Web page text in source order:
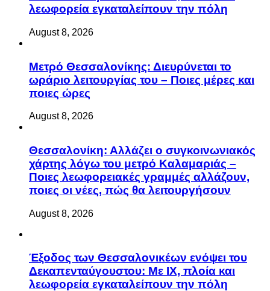
λεωφορεία εγκαταλείπουν την πόλη
August 8, 2026
Μετρό Θεσσαλονίκης: Διευρύνεται το
ωράριο λειτουργίας του – Ποιες μέρες και
ποιες ώρες
August 8, 2026
Θεσσαλονίκη: Αλλάζει ο συγκοινωνιακός
χάρτης λόγω του μετρό Καλαμαριάς –
Ποιες λεωφορειακές γραμμές αλλάζουν,
ποιες οι νέες, πώς θα λειτουργήσουν
August 8, 2026
Έξοδος των Θεσσαλονικέων ενόψει του
Δεκαπενταύγουστου: Με ΙΧ, πλοία και
λεωφορεία εγκαταλείπουν την πόλη